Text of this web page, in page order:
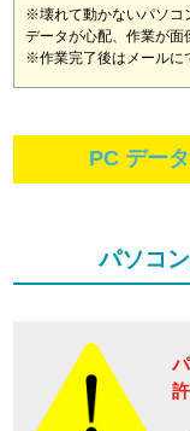
※壊れて動かないパソコ
データが心配、作業が面
※作業完了後はメールに
PC デー
パソコ